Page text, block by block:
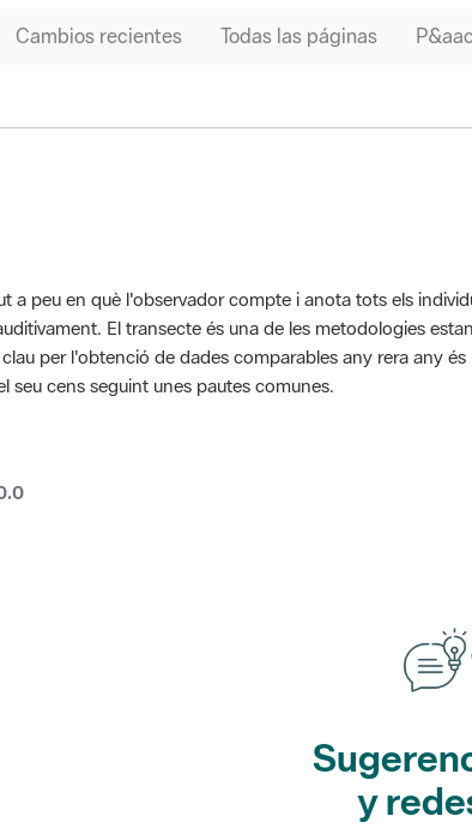
Cambios recientes Todas las páginas
a peu en què l'observador compte i anota tots els
El transecte és una de les metodologies
per l'obtenció de dades comparables any rera any
seu cens seguint unes pautes comunes.
La valoración media es de 0 estrellas de 5.
y